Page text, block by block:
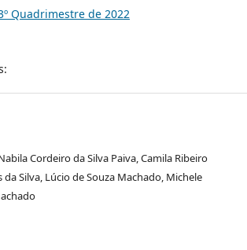
Quadrimestre de 2022
Cordeiro da Silva Paiva, Camila Ribeiro
da Silva, Lúcio de Souza Machado, Michele